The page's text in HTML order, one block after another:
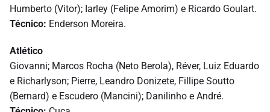
Humberto (Vitor); Iarley (Felipe Amorim) e Ricardo Goulart.
Técnico: Enderson Moreira.
Atlético
Giovanni; Marcos Rocha (Neto Berola), Réver, Luiz Eduardo
e Richarlyson; Pierre, Leandro Donizete, Fillipe Soutto
(Bernard) e Escudero (Mancini); Danilinho e André.